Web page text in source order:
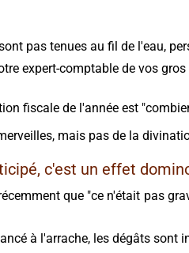
pas tenues au fil de l'eau,
expert-comptable de vos
fiscale de l'année est
mais pas de la
c'est un effet
que "ce n'était pas
à l'arrache, les dégâts sont